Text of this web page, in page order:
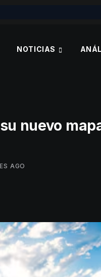
NOTICIAS
nuevo
AGO